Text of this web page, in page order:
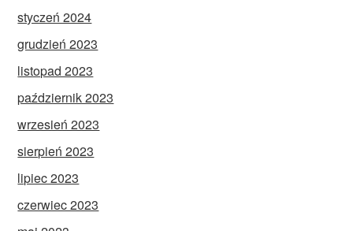
styczeń 2024
grudzień 2023
listopad 2023
październik 2023
wrzesień 2023
sierpień 2023
lipiec 2023
czerwiec 2023